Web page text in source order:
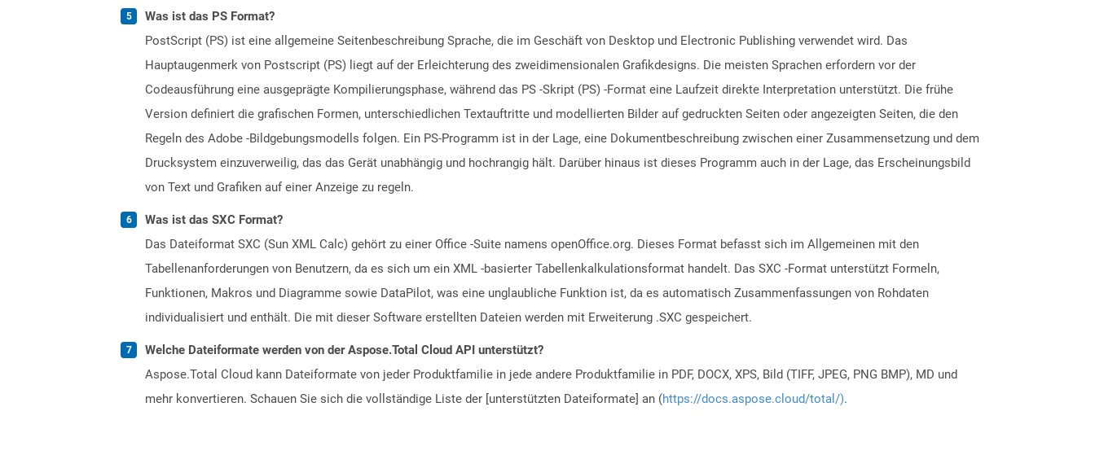
Was ist das PS Format?
PostScript (PS) ist eine allgemeine Seitenbeschreibung Sprache, die im Geschäft von Desktop und Electronic Publishing verwendet wird. Das
Hauptaugenmerk von Postscript (PS) liegt auf der Erleichterung des zweidimensionalen Grafikdesigns. Die meisten Sprachen erfordern vor der
Codeausführung eine ausgeprägte Kompilierungsphase, während das PS -Skript (PS) -Format eine Laufzeit direkte Interpretation unterstützt. Die frühe
Version definiert die grafischen Formen, unterschiedlichen Textauftritte und modellierten Bilder auf gedruckten Seiten oder angezeigten Seiten, die den
Regeln des Adobe -Bildgebungsmodells folgen. Ein PS-Programm ist in der Lage, eine Dokumentbeschreibung zwischen einer Zusammensetzung und dem
Drucksystem einzuverweilig, das das Gerät unabhängig und hochrangig hält. Darüber hinaus ist dieses Programm auch in der Lage, das Erscheinungsbild
von Text und Grafiken auf einer Anzeige zu regeln.
Was ist das SXC Format?
Das Dateiformat SXC (Sun XML Calc) gehört zu einer Office -Suite namens openOffice.org. Dieses Format befasst sich im Allgemeinen mit den
Tabellenanforderungen von Benutzern, da es sich um ein XML -basierter Tabellenkalkulationsformat handelt. Das SXC -Format unterstützt Formeln,
Funktionen, Makros und Diagramme sowie DataPilot, was eine unglaubliche Funktion ist, da es automatisch Zusammenfassungen von Rohdaten
individualisiert und enthält. Die mit dieser Software erstellten Dateien werden mit Erweiterung .SXC gespeichert.
Welche Dateiformate werden von der Aspose.Total Cloud API unterstützt?
Aspose.Total Cloud kann Dateiformate von jeder Produktfamilie in jede andere Produktfamilie in PDF, DOCX, XPS, Bild (TIFF, JPEG, PNG BMP), MD und
mehr konvertieren. Schauen Sie sich die vollständige Liste der [unterstützten Dateiformate] an (https://docs.aspose.cloud/total/).